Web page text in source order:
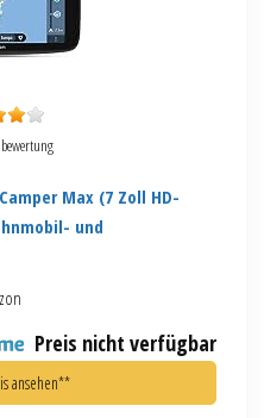
Max (7 Zoll HD-
und
Preis nicht verfügbar
ansehen**